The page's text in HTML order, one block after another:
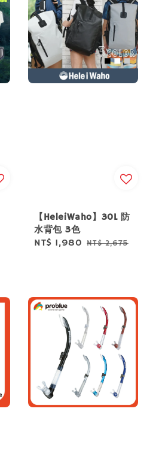
【HeleiWaho】30L 防
水背包 3色
Sale
NT$ 1,980 Regular
NT$ 2,675